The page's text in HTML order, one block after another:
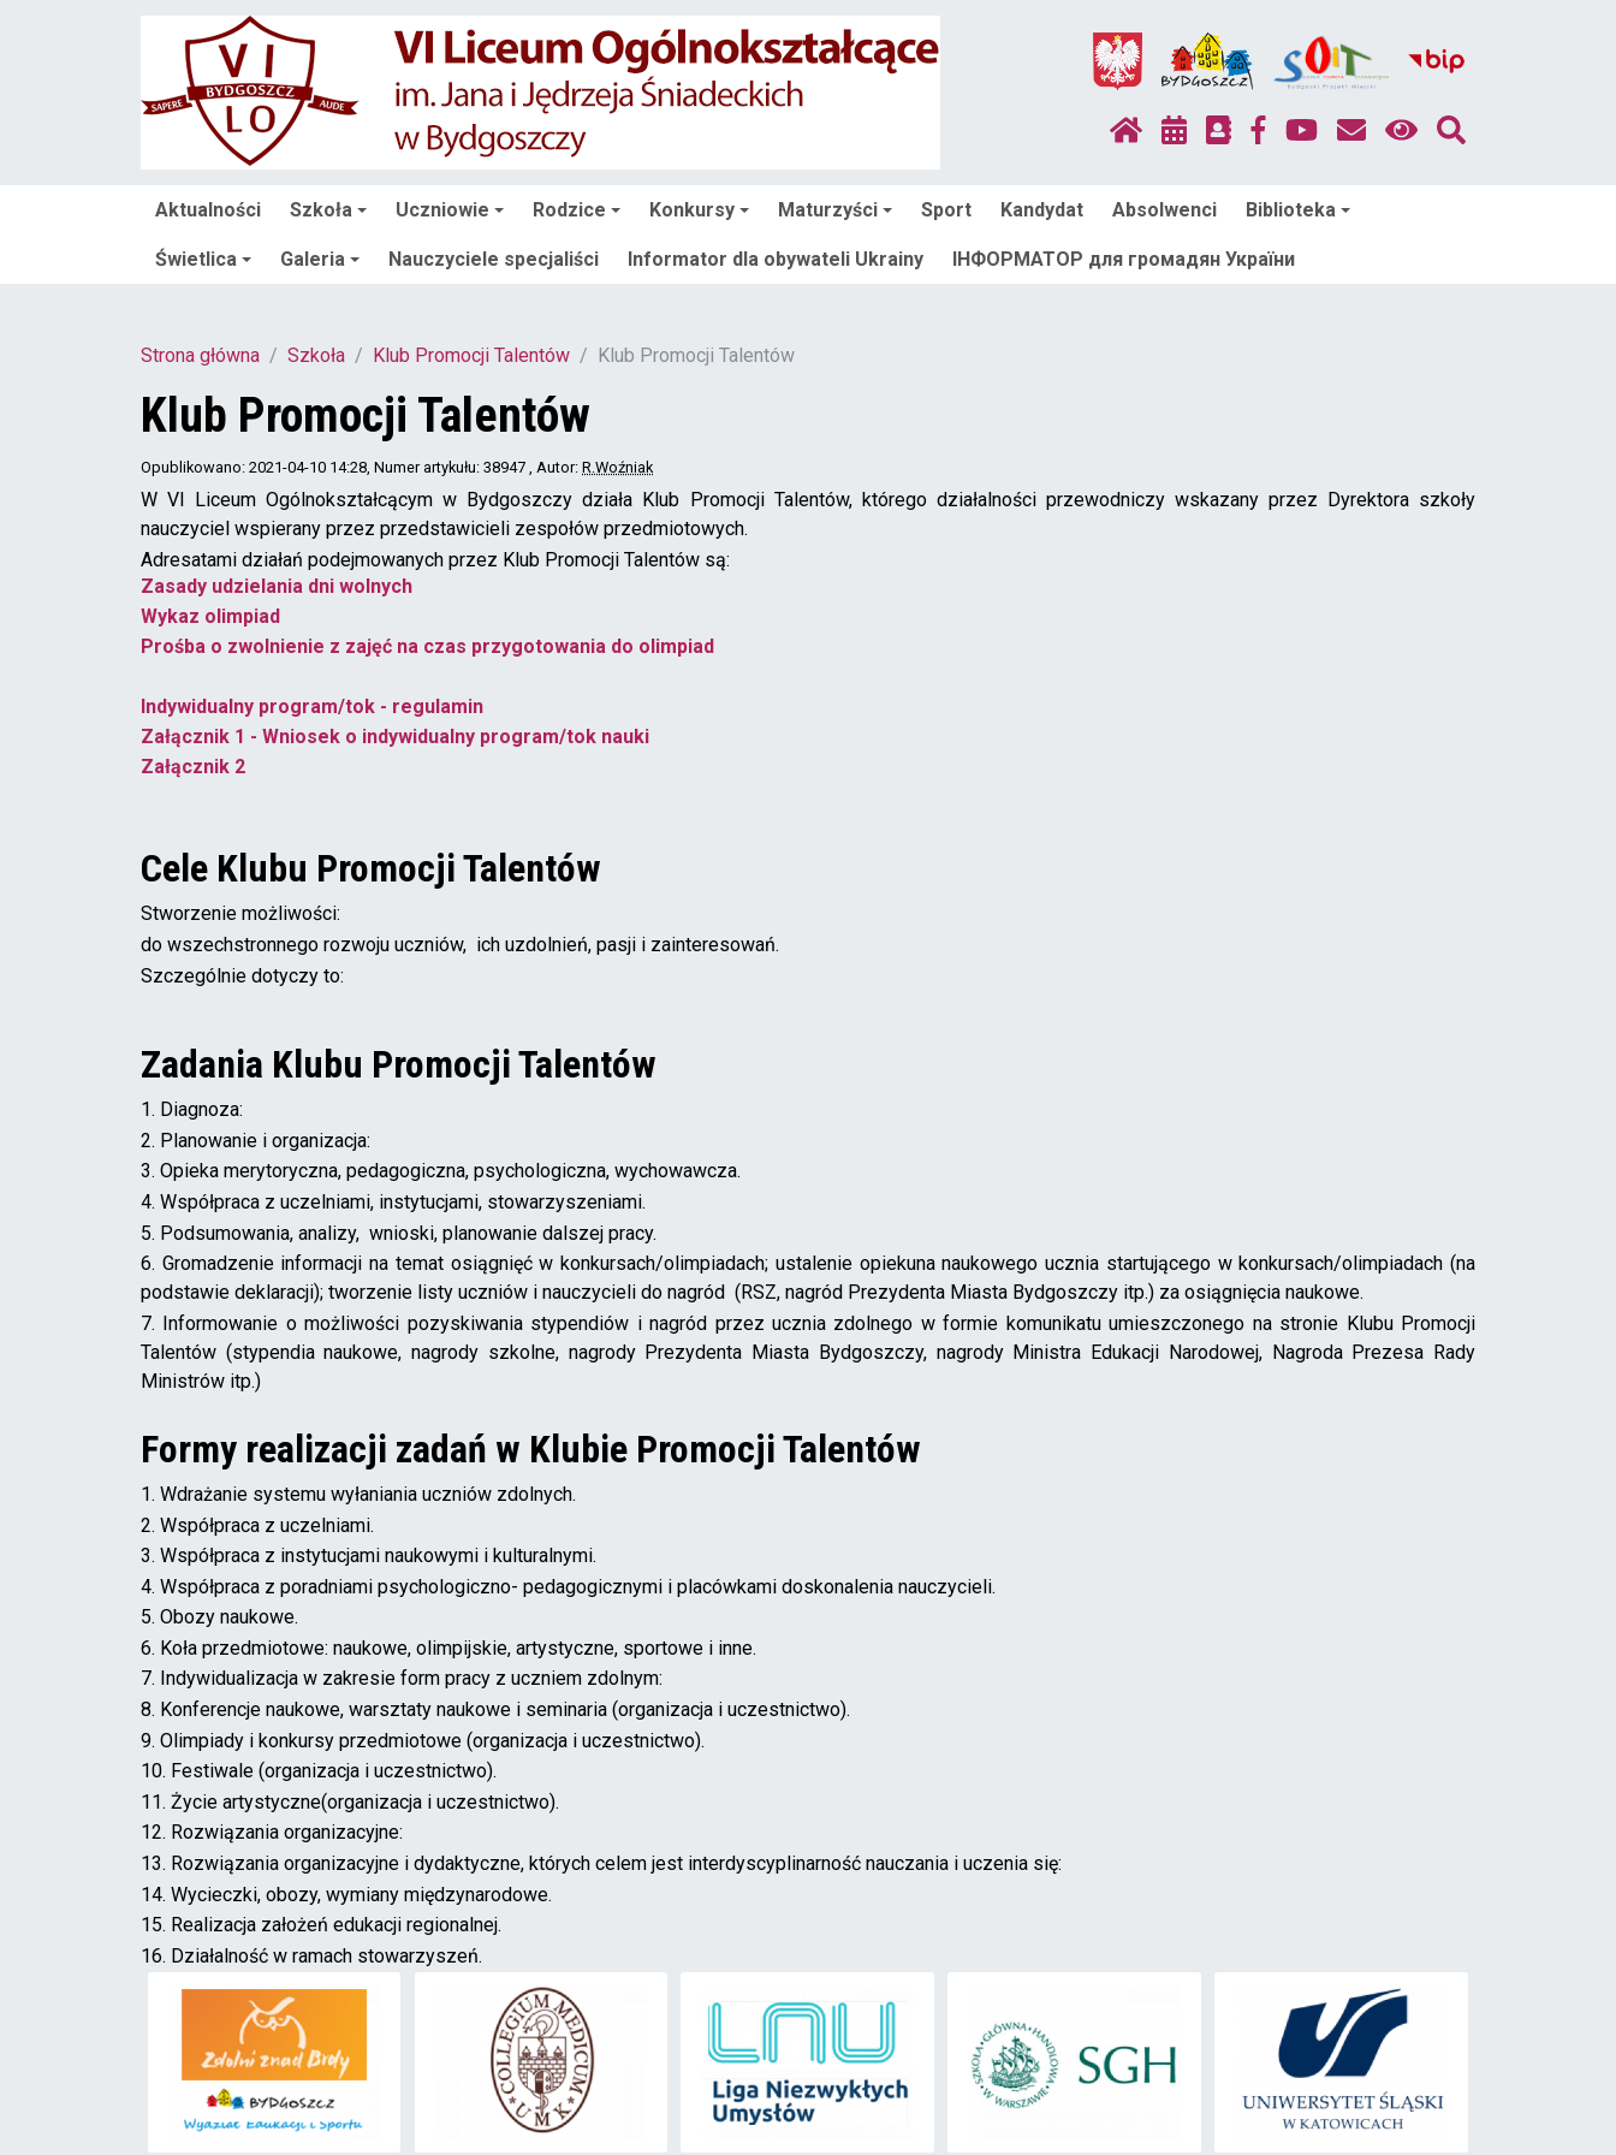
Aktualności Szkoła Uczniowie Rodzice Konkursy Maturzyści Sport Kandydat Absolwenci Biblioteka
Świetlica Galeria Nauczyciele specjaliści Informator dla obywateli Ukrainy ІНФОРМАТОР для громадян України
Strona główna Szkoła Klub Promocji Talentów Klub Promocji Talentów
Klub Promocji Talentów
Opublikowano: 2021-04-10 14:28, Numer artykułu: 38947 , Autor: R.Woźniak
W VI Liceum Ogólnokształcącym w Bydgoszczy działa Klub Promocji Talentów, którego działalności przewodniczy wskazany przez Dyrektora szkoły
nauczyciel wspierany przez przedstawicieli zespołów przedmiotowych.
Adresatami działań podejmowanych przez Klub Promocji Talentów są:
Zasady udzielania dni wolnych
Wykaz olimpiad
Prośba o zwolnienie z zajęć na czas przygotowania do olimpiad
Indywidualny program/tok - regulamin
Załącznik 1 - Wniosek o indywidualny program/tok nauki
Załącznik 2
Cele Klubu Promocji Talentów
Stworzenie możliwości:
do wszechstronnego rozwoju uczniów, ich uzdolnień, pasji i zainteresowań.
Szczególnie dotyczy to:
Zadania Klubu Promocji Talentów
1. Diagnoza:
2. Planowanie i organizacja:
3. Opieka merytoryczna, pedagogiczna, psychologiczna, wychowawcza.
4. Współpraca z uczelniami, instytucjami, stowarzyszeniami.
5. Podsumowania, analizy, wnioski, planowanie dalszej pracy.
6. Gromadzenie informacji na temat osiągnięć w konkursach/olimpiadach; ustalenie opiekuna naukowego ucznia startującego w konkursach/olimpiadach (na
podstawie deklaracji); tworzenie listy uczniów i nauczycieli do nagród (RSZ, nagród Prezydenta Miasta Bydgoszczy itp.) za osiągnięcia naukowe.
7. Informowanie o możliwości pozyskiwania stypendiów i nagród przez ucznia zdolnego w formie komunikatu umieszczonego na stronie Klubu Promocji
Talentów (stypendia naukowe, nagrody szkolne, nagrody Prezydenta Miasta Bydgoszczy, nagrody Ministra Edukacji Narodowej, Nagroda Prezesa Rady
Ministrów itp.)
Formy realizacji zadań w Klubie Promocji Talentów
1. Wdrażanie systemu wyłaniania uczniów zdolnych.
2. Współpraca z uczelniami.
3. Współpraca z instytucjami naukowymi i kulturalnymi.
4. Współpraca z poradniami psychologiczno- pedagogicznymi i placówkami doskonalenia nauczycieli.
5. Obozy naukowe.
6. Koła przedmiotowe: naukowe, olimpijskie, artystyczne, sportowe i inne.
7. Indywidualizacja w zakresie form pracy z uczniem zdolnym:
8. Konferencje naukowe, warsztaty naukowe i seminaria (organizacja i uczestnictwo).
9. Olimpiady i konkursy przedmiotowe (organizacja i uczestnictwo).
10. Festiwale (organizacja i uczestnictwo).
11. Życie artystyczne(organizacja i uczestnictwo).
12. Rozwiązania organizacyjne:
13. Rozwiązania organizacyjne i dydaktyczne, których celem jest interdyscyplinarność nauczania i uczenia się:
14. Wycieczki, obozy, wymiany międzynarodowe.
15. Realizacja założeń edukacji regionalnej.
16. Działalność w ramach stowarzyszeń.